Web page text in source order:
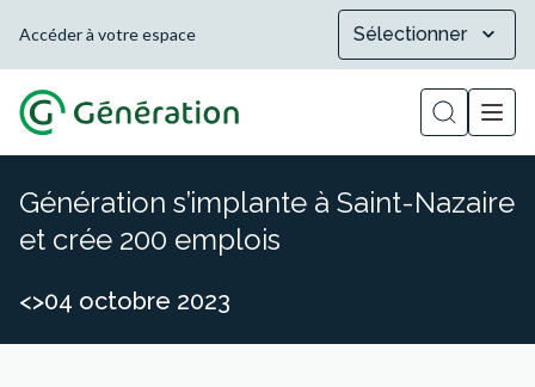
Accéder à votre espace Sélectionner
Afficher la
Génération s’implante à Saint-Nazaire
et crée 200 emplois
<>04 octobre 2023